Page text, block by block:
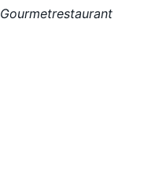
Gourmetrestaurant